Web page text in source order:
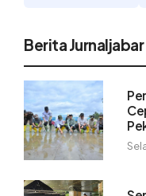
Berita Jurnaljabar